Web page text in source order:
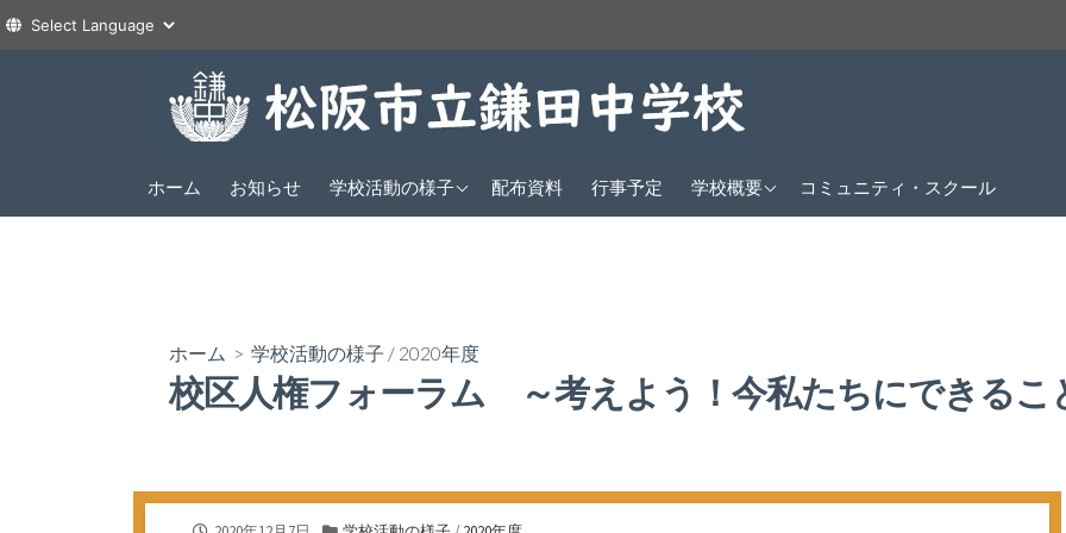
へ
ホーム お知らせ 学校活動の様子
2026年度
1年
3年
配布資料 行事予定 学校概要
教育方針
交通アクセス
コミュニティ・スクール
ホーム > 学校活動の様子 / 2020年度
校区人権フォーラム ～考えよう！今私たちにできるこ
公
カ